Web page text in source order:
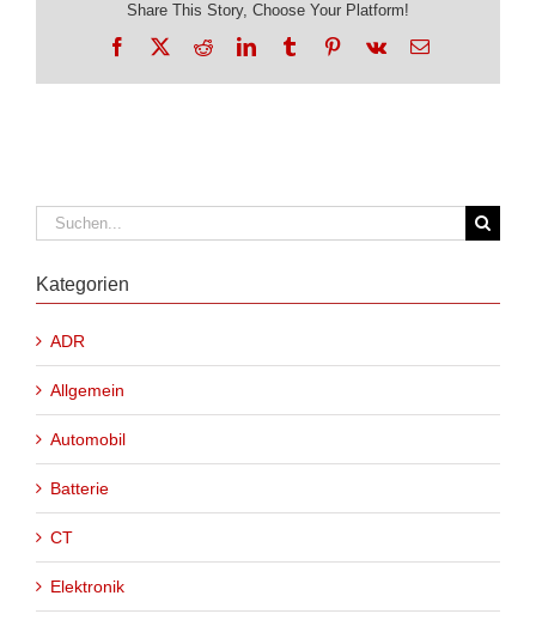
Share This Story, Choose Your Platform!
Facebook
X RedditLinkedInTumblrPinterest
Vk
E-
Suche
nach:
Kategorien
ADR
Allgemein
Automobil
Batterie
CT
Elektronik